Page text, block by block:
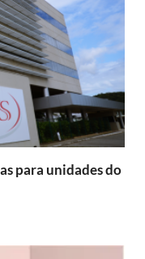
para unidades do